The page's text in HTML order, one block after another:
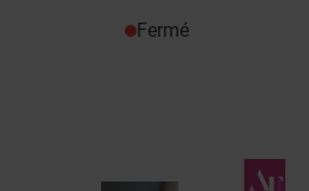
Fermé